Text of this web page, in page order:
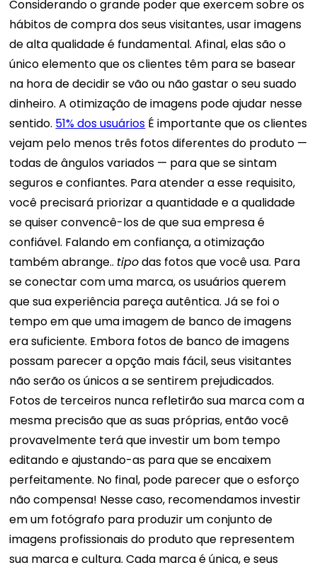
Considerando o grande poder que exercem sobre os
hábitos de compra dos seus visitantes, usar imagens
de alta qualidade é fundamental. Afinal, elas são o
único elemento que os clientes têm para se basear
na hora de decidir se vão ou não gastar o seu suado
dinheiro. A otimização de imagens pode ajudar nesse
sentido. 51% dos usuários É importante que os clientes
vejam pelo menos três fotos diferentes do produto —
todas de ângulos variados — para que se sintam
seguros e confiantes. Para atender a esse requisito,
você precisará priorizar a quantidade e a qualidade
se quiser convencê-los de que sua empresa é
confiável. Falando em confiança, a otimização
também abrange.. tipodas fotos que você usa. Para
se conectar com uma marca, os usuários querem
que sua experiência pareça autêntica. Já se foi o
tempo em que uma imagem de banco de imagens
era suficiente. Embora fotos de banco de imagens
possam parecer a opção mais fácil, seus visitantes
não serão os únicos a se sentirem prejudicados.
Fotos de terceiros nunca refletirão sua marca com a
mesma precisão que as suas próprias, então você
provavelmente terá que investir um bom tempo
editando e ajustando-as para que se encaixem
perfeitamente. No final, pode parecer que o esforço
não compensa! Nesse caso, recomendamos investir
em um fotógrafo para produzir um conjunto de
imagens profissionais do produto que representem
sua marca e cultura. Cada marca é única, e seus